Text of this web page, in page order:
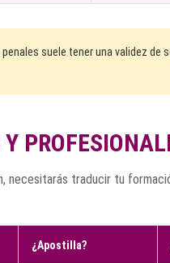
suele tener una validez de
necesitarás traducir tu
¿Apostilla?